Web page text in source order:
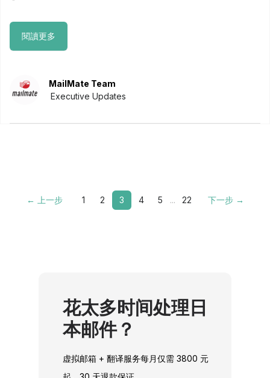
閱讀更多
MailMate Team
Executive Updates
← 上一步 1 2 3 4 5 ... 22 下一步 →
花太多时间处理日
本邮件？
虚拟邮箱 + 翻译服务每月仅需 3800 元